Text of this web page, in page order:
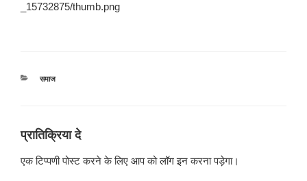
_15732875/thumb.png
श्रेणियाँ
समाज
प्रातिक्रिया दे
एक टिप्पणी पोस्ट करने के लिए आप कोलॉग इनकरना पड़ेगा।